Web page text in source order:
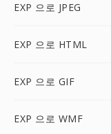
EXP 으로 JPEG
EXP 으로 HTML
EXP 으로 GIF
EXP 으로 WMF